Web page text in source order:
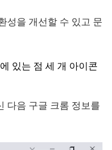
성을 개선할 수 있고 문
있는 점 세 개 아이콘
다음 구글 크롬 정보를